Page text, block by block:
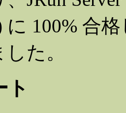
に 100% 合
た。
ト